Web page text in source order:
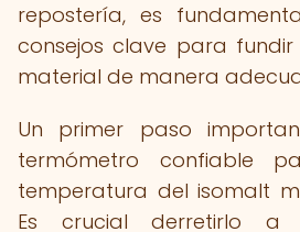
repostería, es
consejos clave para
material de manera
Un primer paso
termómetro confiable
temperatura del isomalt
Es crucial derretirlo a